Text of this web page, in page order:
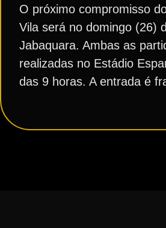
O próximo compromisso
Vila será no domingo (26)
Jabaquara. Ambas as
realizadas no Estádio
das 9 horas. A entrada é